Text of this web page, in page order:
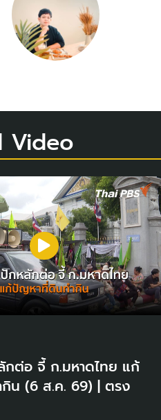
Video
ต่อ จี้ ก.มหาดไทย แก้
น (6 ส.ค. 69) | ตรง